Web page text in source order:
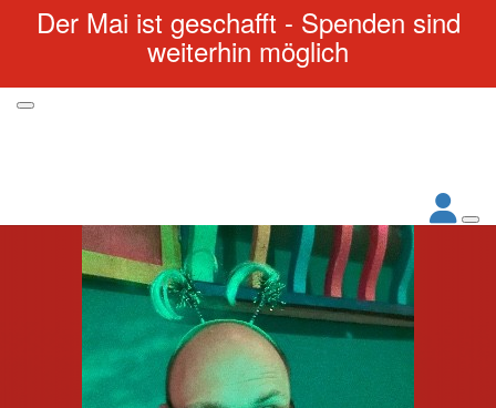
Der Mai ist geschafft - Spenden sind
weiterhin möglich